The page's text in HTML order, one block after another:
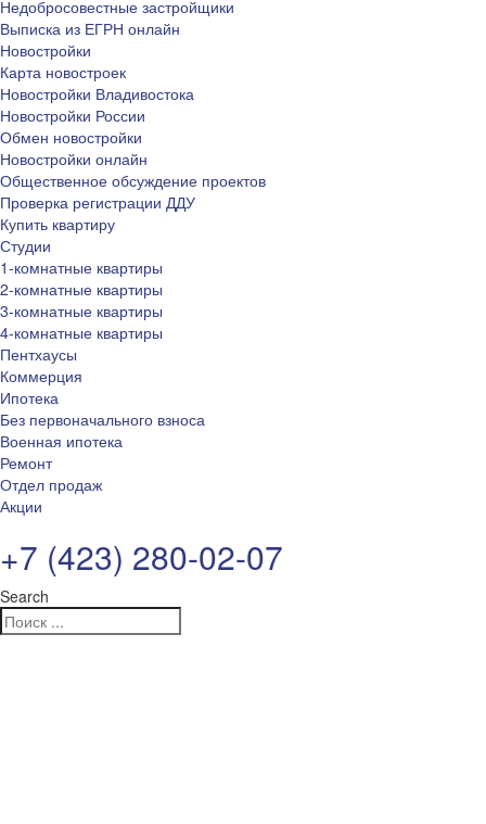
Недобросовестные застройщики
Выписка из ЕГРН онлайн
Новостройки
Карта новостроек
Новостройки Владивостока
Новостройки России
Обмен новостройки
Новостройки онлайн
Общественное обсуждение проектов
Проверка регистрации ДДУ
Купить квартиру
Студии
1-комнатные квартиры
2-комнатные квартиры
3-комнатные квартиры
4-комнатные квартиры
Пентхаусы
Коммерция
Ипотека
Без первоначального взноса
Военная ипотека
Ремонт
Отдел продаж
Акции
+7 (423) 280-02-07
Search